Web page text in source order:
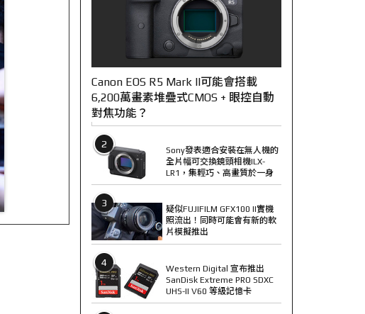
Canon EOS R5 Mark II可能會搭載
6,200萬畫素堆疊式CMOS + 眼控自動
對焦功能？
2
Sony發表適合安裝在無人機的
全片幅可交換鏡頭相機ILX-
LR1，集輕巧、高畫質於一身
3
疑似FUJIFILM GFX100 II實機
照流出！同時可能會有新的軟
片模擬推出
4
Western Digital 宣布推出
SanDisk Extreme PRO SDXC
UHS-II V60 等級記憶卡